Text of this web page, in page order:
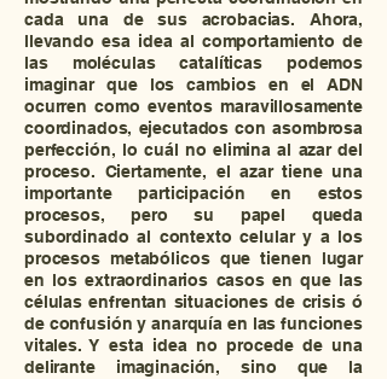
cada una de sus acrobacias. Ahora,
llevando esa idea al comportamiento de
las moléculas catalíticas podemos
imaginar que los cambios en el ADN
ocurren como eventos maravillosamente
coordinados, ejecutados con asombrosa
perfección, lo cuál no elimina al azar del
proceso. Ciertamente, el azar tiene una
importante participación en estos
procesos, pero su papel queda
subordinado al contexto celular y a los
procesos metabólicos que tienen lugar
en los extraordinarios casos en que las
células enfrentan situaciones de crisis ó
de confusión y anarquía en las funciones
vitales. Y esta idea no procede de una
delirante imaginación, sino que la